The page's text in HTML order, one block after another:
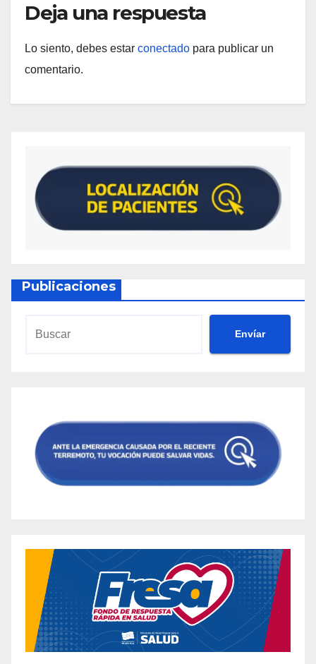
Deja una respuesta
Lo siento, debes estar conectado para publicar un
comentario.
Publicaciones
Envíar